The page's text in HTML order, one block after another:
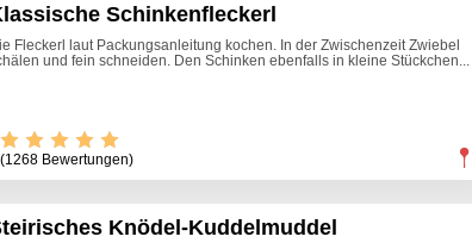
Schinkenfleckerl
Fleckerl laut Packungsanleitung kochen. In der Zwischenzeit Zwiebel
und fein schneiden. Den Schinken ebenfalls in kleine Stückchen...
(1268 Bewertungen)
Knödel-Kuddelmuddel